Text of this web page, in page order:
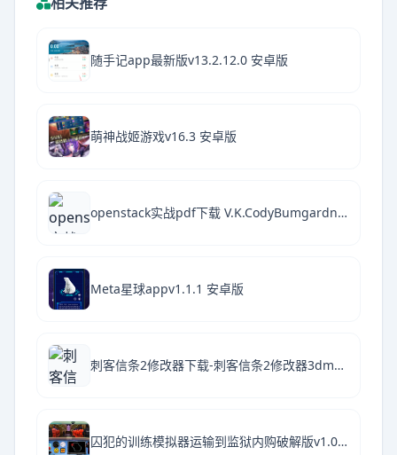
随手记app最新版v13.2.12.0 安卓版
萌神战姬游戏v16.3 安卓版
openstack实战pdf下载 V.K.CodyBumgardner 高清扫描版
Meta星球appv1.1.1 安卓版
刺客信条2修改器下载-刺客信条2修改器3dm版下载 v1.01中文绿色版
囚犯的训练模拟器运输到监狱内购破解版v1.0.0 安卓版